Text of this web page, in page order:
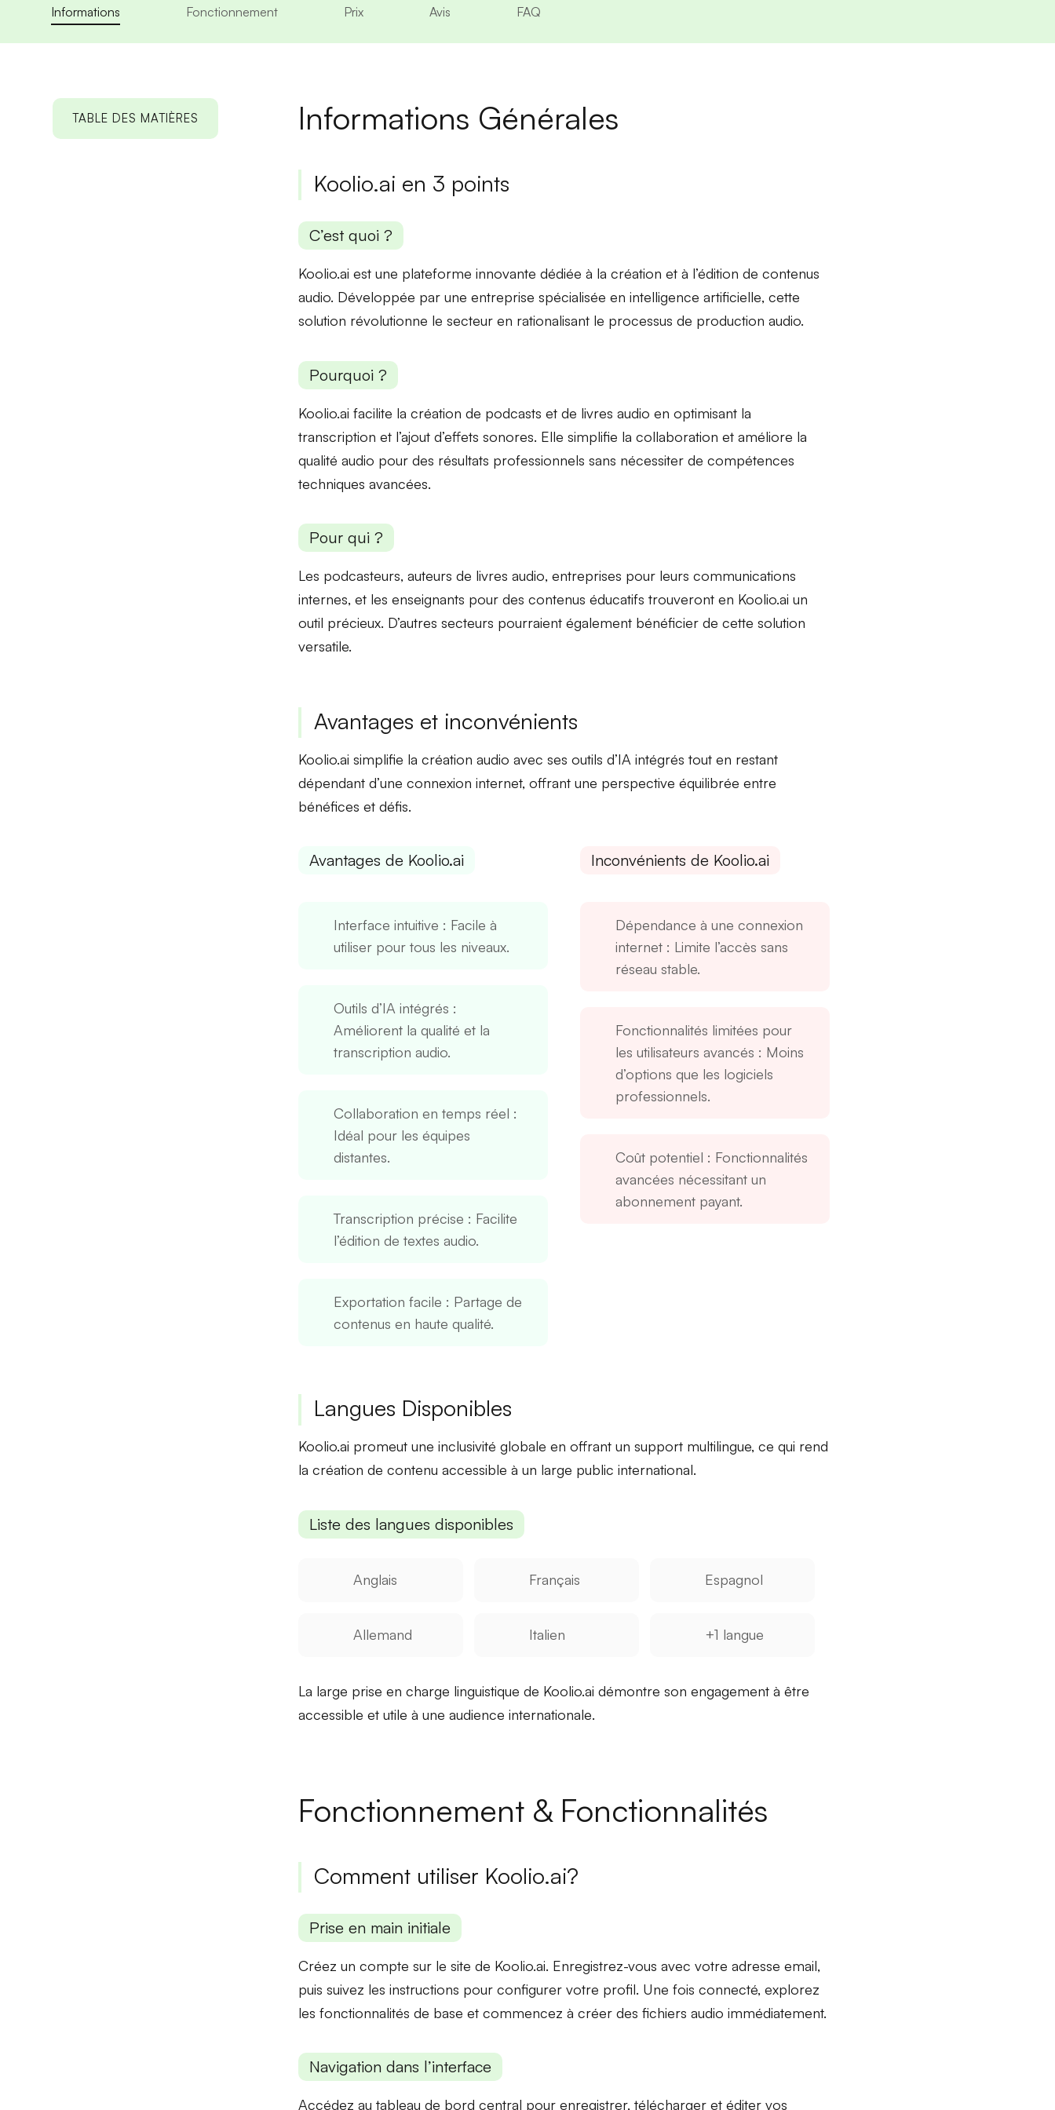
Informations Fonctionnement Prix Avis FAQ
TABLE DES MATIÈRES Informations Générales
Koolio.ai en 3 points
C’est quoi ?
Koolio.ai est une plateforme innovante dédiée à la création et à l’édition de contenus
audio. Développée par une entreprise spécialisée en intelligence artificielle, cette
solution révolutionne le secteur en rationalisant le processus de production audio.
Pourquoi ?
Koolio.ai facilite la création de podcasts et de livres audio en optimisant la
transcription et l’ajout d’effets sonores. Elle simplifie la collaboration et améliore la
qualité audio pour des résultats professionnels sans nécessiter de compétences
techniques avancées.
Pour qui ?
Les podcasteurs, auteurs de livres audio, entreprises pour leurs communications
internes, et les enseignants pour des contenus éducatifs trouveront en Koolio.ai un
outil précieux. D’autres secteurs pourraient également bénéficier de cette solution
versatile.
Avantages et inconvénients
Koolio.ai simplifie la création audio avec ses outils d’IA intégrés tout en restant
dépendant d’une connexion internet, offrant une perspective équilibrée entre
bénéfices et défis.
Avantages de Koolio.ai
Interface intuitive : Facile à
utiliser pour tous les niveaux.
Outils d’IA intégrés :
Améliorent la qualité et la
transcription audio.
Collaboration en temps réel :
Idéal pour les équipes
distantes.
Transcription précise : Facilite
l’édition de textes audio.
Exportation facile : Partage de
contenus en haute qualité.
Inconvénients de Koolio.ai
Dépendance à une connexion
internet: Limite l’accès sans
réseau stable.
Fonctionnalités limitées pour
les utilisateurs avancés : Moins
d’options que les logiciels
professionnels.
Coût potentiel : Fonctionnalités
avancées nécessitant un
abonnement payant.
Langues Disponibles
Koolio.ai promeut une inclusivité globale en offrant un support multilingue, ce qui rend
la création de contenu accessible à un large public international.
Liste des langues disponibles
Anglais Français Espagnol
Allemand Italien +1 langue
La large prise en charge linguistique de Koolio.ai démontre son engagement à être
accessible et utile à une audience internationale.
Fonctionnement & Fonctionnalités
Comment utiliser Koolio.ai?
Prise en main initiale
Créez un compte sur le site de Koolio.ai. Enregistrez-vous avec votre adresse email,
puis suivez les instructions pour configurer votre profil. Une fois connecté, explorez
les fonctionnalités de base et commencez à créer des fichiers audio immédiatement.
Navigation dans l’interface
Accédez au tableau de bord central pour enregistrer, télécharger et éditervos